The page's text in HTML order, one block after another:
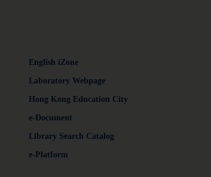
English iZone
Laboratory Webpage
Hong Kong Education City
e-Document
Library Search Catalog
e-Platform